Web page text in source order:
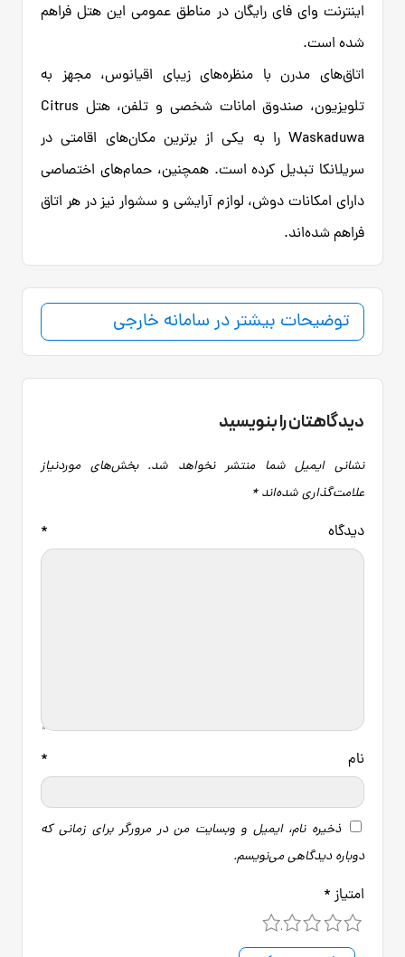
اینترنت وای فای رایگان در مناطق عمومی این هتل فراهم
شده است.
اتاق‌های مدرن با منظره‌های زیبای اقیانوس، مجهز به
تلویزیون، صندوق امانات شخصی و تلفن، هتل Citrus
Waskaduwa را به یکی از برترین مکان‌های اقامتی در
سریلانکا تبدیل کرده است. همچنین، حمام‌های اختصاصی
دارای امکانات دوش، لوازم آرایشی و سشوار نیز در هر اتاق
فراهم شده‌اند.
توضیحات بیشتر در سامانه خارجی
دیدگاهتان را بنویسید
نشانی ایمیل شما منتشر نخواهد شد. بخش‌های موردنیاز
علامت‌گذاری شده‌اند*
دیدگاه *
نام *
ذخیره نام، ایمیل و وبسایت من در مرورگر برای زمانی که
دوباره دیدگاهی می‌نویسم.
امتیاز *
4 3 2 1